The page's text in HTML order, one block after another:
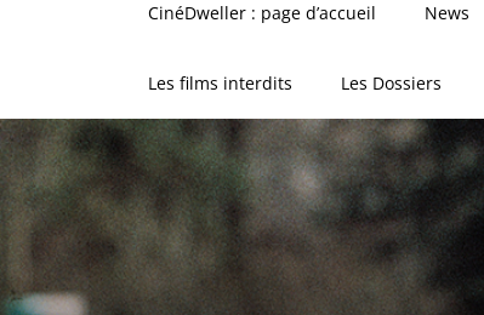
CinéDweller : page d’accueil News
Les films interdits Les Dossiers